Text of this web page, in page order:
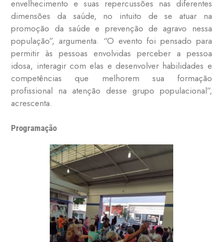
envelhecimento e suas repercussões nas diferentes
dimensões da saúde, no intuito de se atuar na
promoção da saúde e prevenção de agravo nessa
população”, argumenta. “O evento foi pensado para
permitir às pessoas envolvidas perceber a pessoa
idosa, interagir com elas e desenvolver habilidades e
competências que melhorem sua formação
profissional na atenção desse grupo populacional”,
acrescenta.
Programação